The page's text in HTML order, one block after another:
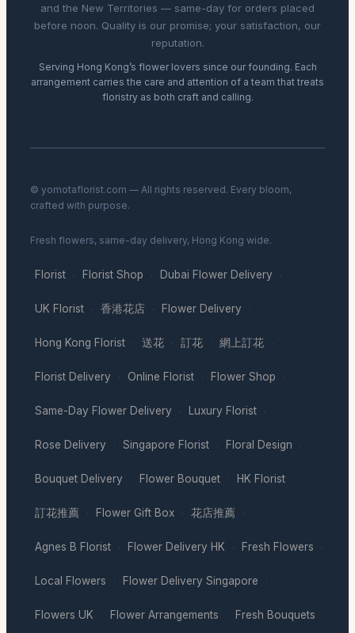
and the New Territories — same-day for orders placed
before noon. Quality is our promise; your satisfaction, our
reputation.
Serving Hong Kong’s flower lovers since our founding. Each
arrangement carries the care and attention of a team that treats
floristry as both craft and calling.
© yomotaflorist.com — All rights reserved. Every bloom,
crafted with purpose.
Fresh flowers, same-day delivery, Hong Kong wide.
Florist · Florist Shop · Dubai Flower Delivery ·
UK Florist · 香港花店 · Flower Delivery ·
Hong Kong Florist · 送花 · 訂花 · 網上訂花 ·
Florist Delivery · Online Florist · Flower Shop ·
Same-Day Flower Delivery · Luxury Florist ·
Rose Delivery · Singapore Florist · Floral Design ·
Bouquet Delivery · Flower Bouquet · HK Florist ·
訂花推薦 · Flower Gift Box · 花店推薦 ·
Agnes B Florist · Flower Delivery HK · Fresh Flowers ·
Local Flowers · Flower Delivery Singapore ·
Flowers UK · Flower Arrangements · Fresh Bouquets